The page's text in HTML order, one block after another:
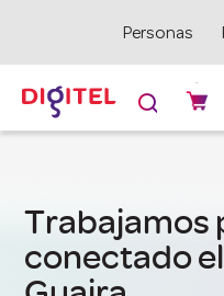
Personas

Trabajamos
conectado